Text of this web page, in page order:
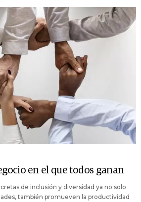
en el que todos ganan
de inclusión y diversidad ya no solo
también promueven la productividad